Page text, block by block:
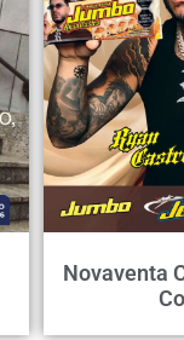
Novaventa